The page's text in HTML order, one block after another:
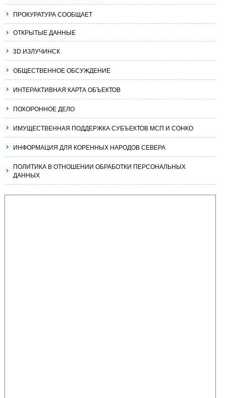
ПРОКУРАТУРА СООБЩАЕТ
ОТКРЫТЫЕ ДАННЫЕ
3D ИЗЛУЧИНСК
ОБЩЕСТВЕННОЕ ОБСУЖДЕНИЕ
ИНТЕРАКТИВНАЯ КАРТА ОБЪЕКТОВ
ПОХОРОННОЕ ДЕЛО
ИМУЩЕСТВЕННАЯ ПОДДЕРЖКА СУБЪЕКТОВ МСП И СОНКО
ИНФОРМАЦИЯ ДЛЯ КОРЕННЫХ НАРОДОВ СЕВЕРА
ПОЛИТИКА В ОТНОШЕНИИ ОБРАБОТКИ ПЕРСОНАЛЬНЫХ
ДАННЫХ